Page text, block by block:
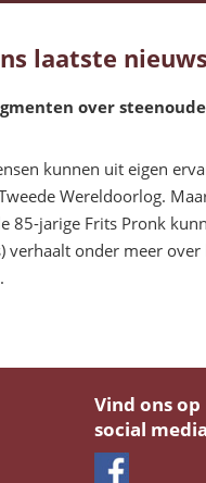
laatste nieuws
over
kunnen uit eigen
Wereldoorlog.
85-jarige Frits Pronk
verhaalt onder meer
Vind ons op
social media